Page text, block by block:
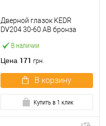
В наличии
Дверной глазок KEDR
DV204 30-60 AB бронза
Цена 171 грн.
В корзину
Купить в 1 клик